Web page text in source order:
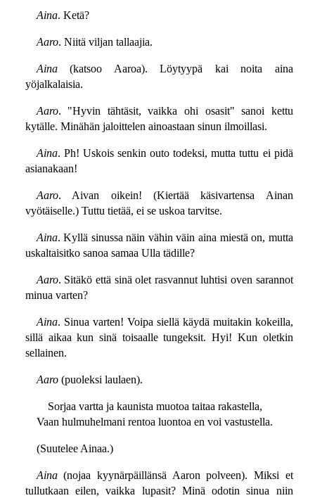
Aina. Ketä?
Aaro. Niitä viljan tallaajia.
Aina(katsoo Aaroa). Löytyypä kai noita aina
yöjalkalaisia.
Aaro. "Hyvin tähtäsit, vaikka ohi osasit" sanoi kettu
kytälle. Minähän jaloittelen ainoastaan sinun ilmoillasi.
Aina. Ph! Uskois senkin outo todeksi, mutta tuttu ei pidä
asianakaan!
Aaro. Aivan oikein! (Kiertää käsivartensa Ainan
vyötäiselle.) Tuttu tietää, ei se uskoa tarvitse.
Aina. Kyllä sinussa näin vähin väin aina miestä on, mutta
uskaltaisitko sanoa samaa Ulla tädille?
Aaro. Sitäkö että sinä olet rasvannut luhtisi oven sarannot
minua varten?
Aina. Sinua varten! Voipa siellä käydä muitakin kokeilla,
sillä aikaa kun sinä toisaalle tungeksit. Hyi! Kun oletkin
sellainen.
Aaro(puoleksi laulaen).
Sorjaa vartta ja kaunista muotoa taitaa rakastella,
Vaan hulmuhelmani rentoa luontoa en voi vastustella.
(Suutelee Ainaa.)
Aina(nojaa kyynärpäillänsä Aaron polveen). Miksi et
tullutkaan eilen, vaikka lupasit? Minä odotin sinua niin